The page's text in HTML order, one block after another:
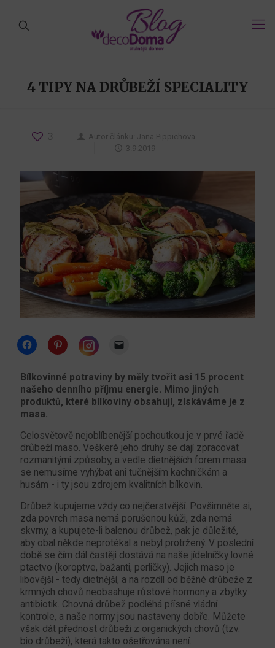
4 TIPY NA DRŮBEŽÍ SPECIALITY
3 Autor článku: Jana Pippichova
3.9.2019
Click
to
Facebook
(Opens
in
new
window)
Click
to
Pinterest
(Opens
in
new
window)
share
on
Instagram
(Opens
in
link
to
a
friend
(Opens
window)
Bílkovinné potraviny by měly tvořit asi 15 procent
našeho denního příjmu energie. Mimo jiných
produktů, které bílkoviny obsahují, získáváme je z
masa.
Celosvětově nejoblíbenější pochoutkou je v prvé řadě
drůbeží maso. Veškeré jeho druhy se dají zpracovat
rozmanitými způsoby, a vedle dietnějších forem masa
se nemusíme vyhýbat ani tučnějším kachničkám a
husám - i ty jsou zdrojem kvalitních bílkovin.
Drůbež kupujeme vždy co nejčerstvější. Povšimněte si,
zda povrch masa nemá porušenou kůži, zda nemá
skvrny, a kupujete-li balenou drůbež, pak je důležité,
aby obal někde neprotékal a nebyl protržený. V poslední
době se čím dál častěji dostává na naše jídelníčky lovné
ptactvo (koroptve, bažanti, perličky). Jejich maso je
libovější - tedy dietnější, a na rozdíl od běžné drůbeže z
krmných chovů neobsahuje růstové hormony a zbytky
antibiotik. Chovná drůbež podléhá přísné vládní
kontrole, a naše normy jsou nastaveny dobře. Můžete
však dát přednost drůbeži z organických chovů (tzv.
bio drůbeži), která takto ošetřována není.